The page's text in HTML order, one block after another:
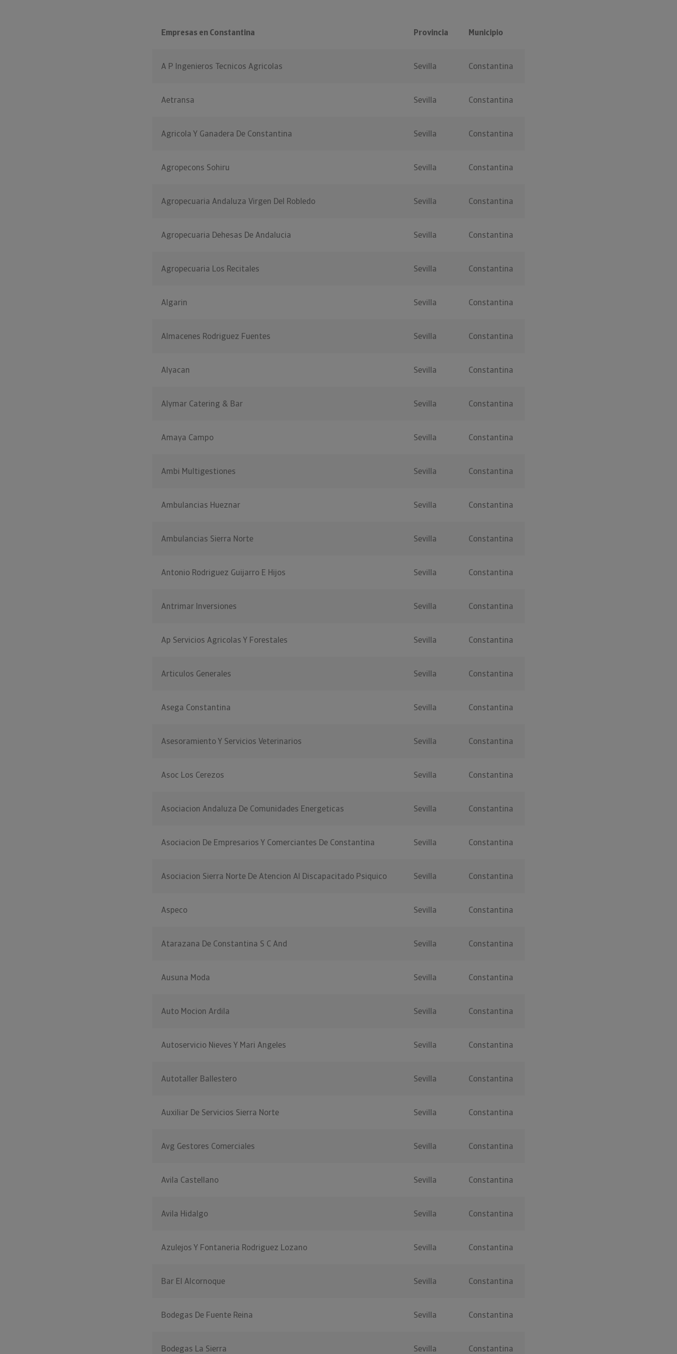
Empresas en Constantina Provincia Municipio
A P Ingenieros Tecnicos Agricolas Sevilla Constantina
Aetransa Sevilla Constantina
Agricola Y Ganadera De Constantina Sevilla Constantina
Agropecons Sohiru Sevilla Constantina
Agropecuaria Andaluza Virgen Del Robledo Sevilla Constantina
Agropecuaria Dehesas De Andalucia Sevilla Constantina
Agropecuaria Los Recitales Sevilla Constantina
Algarin Sevilla Constantina
Almacenes Rodriguez Fuentes Sevilla Constantina
Alyacan Sevilla Constantina
Alymar Catering & Bar Sevilla Constantina
Amaya Campo Sevilla Constantina
Ambi Multigestiones Sevilla Constantina
Ambulancias Hueznar Sevilla Constantina
Ambulancias Sierra Norte Sevilla Constantina
Antonio Rodriguez Guijarro E Hijos Sevilla Constantina
Antrimar Inversiones Sevilla Constantina
Ap Servicios Agricolas Y Forestales Sevilla Constantina
Articulos Generales Sevilla Constantina
Asega Constantina Sevilla Constantina
Asesoramiento Y Servicios Veterinarios Sevilla Constantina
Asoc Los Cerezos Sevilla Constantina
Asociacion Andaluza De Comunidades Energeticas Sevilla Constantina
Asociacion De Empresarios Y Comerciantes De Constantina Sevilla Constantina
Asociacion Sierra Norte De Atencion Al Discapacitado Psiquico Sevilla Constantina
Aspeco Sevilla Constantina
Atarazana De Constantina S C And Sevilla Constantina
Ausuna Moda Sevilla Constantina
Auto Mocion Ardila Sevilla Constantina
Autoservicio Nieves Y Mari Angeles Sevilla Constantina
Autotaller Ballestero Sevilla Constantina
Auxiliar De Servicios Sierra Norte Sevilla Constantina
Avg Gestores Comerciales Sevilla Constantina
Avila Castellano Sevilla Constantina
Avila Hidalgo Sevilla Constantina
Azulejos Y Fontaneria Rodriguez Lozano Sevilla Constantina
Bar El Alcornoque Sevilla Constantina
Bodegas De Fuente Reina Sevilla Constantina
Bodegas La Sierra Sevilla Constantina